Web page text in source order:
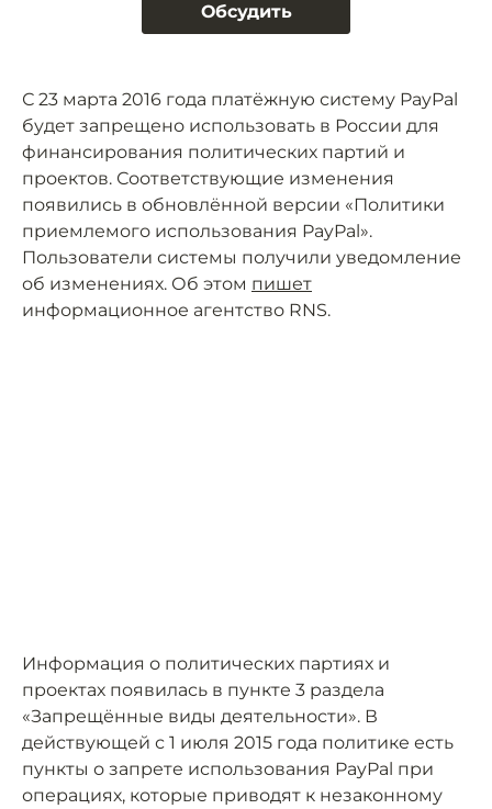
Обсудить
С 23 марта 2016 года платёжную систему PayPal
будет запрещено использовать в России для
финансирования политических партий и
проектов. Соответствующие изменения
появились в обновлённой версии «Политики
приемлемого использования PayPal».
Пользователи системы получили уведомление
об изменениях. Об этом пишет
информационное агентство RNS.
Информация о политических партиях и
проектах появилась в пункте 3 раздела
«Запрещённые виды деятельности». В
действующей с 1 июля 2015 года политике есть
пункты о запрете использования PayPal при
операциях, которые приводят к незаконному